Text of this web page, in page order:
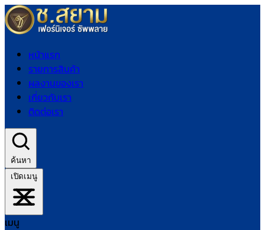
หน้าแรก
รายการสินค้า
ผลงานของเรา
เกี่ยวกับเรา
ติดต่อเรา
ค้นหา
เปิดเมนู
เมนู